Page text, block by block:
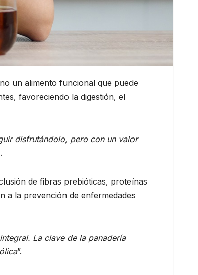
un alimento funcional que puede
favoreciendo la digestión, el
disfrutándolo, pero con un valor
de fibras prebióticas, proteínas
a la prevención de enfermedades
La clave de la panadería
”.